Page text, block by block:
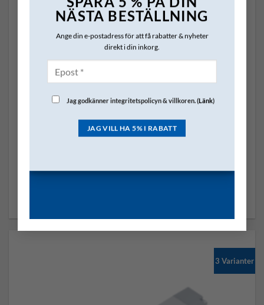
NÄSTA BESTÄLLNING
Ange din e-postadress för att få rabatter & nyheter
direkt i din inkorg.
Jag godkänner integritetspolicyn & villkoren. (Länk)
5/2 magnetventil 220V
Magnetventil 220V till wam.
3 Varianter